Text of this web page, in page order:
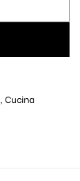
, Cucina